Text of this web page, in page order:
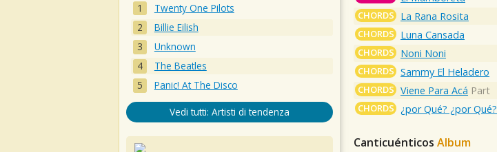
CHORDS La Rana Rosita
CHORDS Luna Cansada
CHORDS Noni Noni
CHORDS Sammy El Heladero
CHORDS Viene Para Acá Part
CHORDS ¿por Qué? ¿por Qué?
Canticuénticos Album
Twenty One Pilots
Billie Eilish
Unknown
The Beatles
Panic! At The Disco
Vedi tutti: Artisti di tendenza